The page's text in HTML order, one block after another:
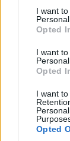
consentI want
Personal
Opted
I want
Opted
I want
Opted